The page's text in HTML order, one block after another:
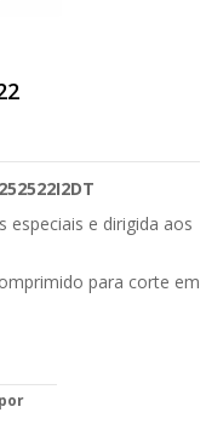
especiais e dirigida aos
para corte em